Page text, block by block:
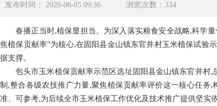
发布时间： 2026-06-05 09:36 浏览次数：334
春播正当时,植保显担当。为深入落实粮食安全战略,科学
焦植保贡献率”为核心,在固阳县金山镇东官井村玉米植保试验
据支撑。
包头市玉米植保贡献率示范区选址固阳县金山镇东官井村,
制,整合各级农技推广力量,聚焦植保贡献率评价这一核心任务
准、可参考,为后续全市玉米植保工作优化及技术推广提供坚实